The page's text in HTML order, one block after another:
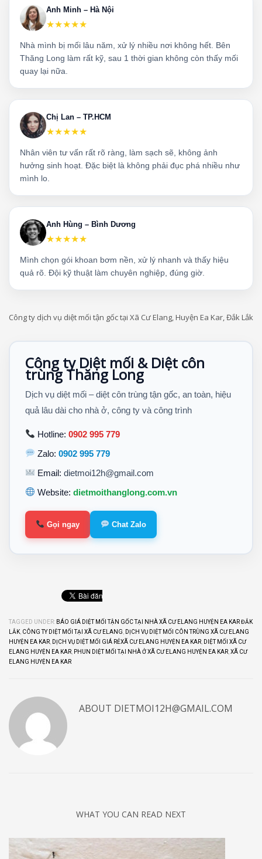
Anh Minh – Hà Nội
★★★★★
Nhà mình bị mối lâu năm, xử lý nhiều nơi không hết. Bên
Thăng Long làm rất kỹ, sau 1 thời gian không còn thấy mối
quay lại nữa.
Chị Lan – TP.HCM
★★★★★
Nhân viên tư vấn rất rõ ràng, làm sạch sẽ, không ảnh
hưởng sinh hoạt. Đặc biệt là không phải đục phá nhiều như
mình lo.
Anh Hùng – Bình Dương
★★★★★
Mình chọn gói khoan bơm nền, xử lý nhanh và thấy hiệu
quả rõ. Đội kỹ thuật làm chuyên nghiệp, đúng giờ.
Công ty dịch vụ diệt mối tận gốc tại Xã Cư Elang, Huyện Ea Kar, Đắk Lắk
Công ty Diệt mối & Diệt côn
trùng Thăng Long
Dịch vụ diệt mối – diệt côn trùng tận gốc, an toàn, hiệu
quả lâu dài cho nhà ở, công ty và công trình
Hotline:0902 995 779
Zalo:0902 995 779
Email:dietmoi12h@gmail.com
Website:dietmoithanglong.com.vn
Gọi ngay Chat Zalo
TAGGED UNDER: BÁO GIÁ DIỆT MỐI TẬN GỐC TẠI NHÀ XÃ CƯ ELANG HUYỆN EA KAR ĐẮK
LẮK CÔNG TY DIỆT MỐI TẠI XÃ CƯ ELANG
DỊCH VỤ DIỆT MỐI CÔN TRÙNG XÃ CƯ ELANG
HUYỆN EA KAR DỊCH VỤ DIỆT MỐI GIÁ RẺXÃ CƯ ELANG HUYỆN EA KAR DIỆT MỐI XÃ CƯ
ELANG HUYỆN EA KAR PHUN DIỆT MỐI TẠI NHÀ Ở XÃ CƯ ELANG HUYỆN EA KAR XÃ CƯ
ELANG HUYỆN EA KAR
ABOUT DIETMOI12H@GMAIL.COM
WHAT YOU CAN READ NEXT